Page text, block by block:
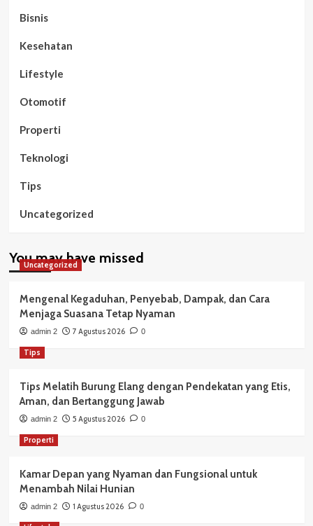
Bisnis
Kesehatan
Lifestyle
Otomotif
Properti
Teknologi
Tips
Uncategorized
You may have missed
Uncategorized
Mengenal Kegaduhan, Penyebab, Dampak, dan Cara
Menjaga Suasana Tetap Nyaman
admin 2 7 Agustus 2026 0
Tips
Tips Melatih Burung Elang dengan Pendekatan yang Etis,
Aman, dan Bertanggung Jawab
admin 2 5 Agustus 2026 0
Properti
Kamar Depan yang Nyaman dan Fungsional untuk
Menambah Nilai Hunian
admin 2 1 Agustus 2026 0